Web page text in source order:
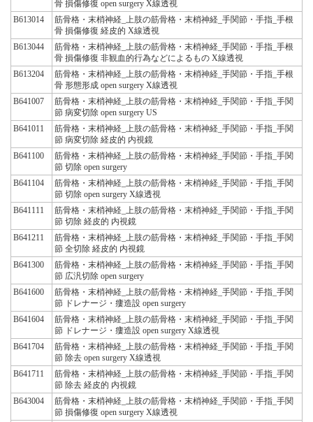
骨 損傷修復 open surgery X線透視
B613014
筋骨格・末梢神経_上肢の筋骨格・末梢神経_手関節・手指_手根
骨 損傷修復 経皮的 X線透視
B613044
筋骨格・末梢神経_上肢の筋骨格・末梢神経_手関節・手指_手根
骨 損傷修復 非観血的行為などによるもの X線透視
B613204
筋骨格・末梢神経_上肢の筋骨格・末梢神経_手関節・手指_手根
骨 形態形成 open surgery X線透視
B641007
筋骨格・末梢神経_上肢の筋骨格・末梢神経_手関節・手指_手関
節 病変切除 open surgery US
B641011
筋骨格・末梢神経_上肢の筋骨格・末梢神経_手関節・手指_手関
節 病変切除 経皮的 内視鏡
B641100
筋骨格・末梢神経_上肢の筋骨格・末梢神経_手関節・手指_手関
節 切除 open surgery
B641104
筋骨格・末梢神経_上肢の筋骨格・末梢神経_手関節・手指_手関
節 切除 open surgery X線透視
B641111
筋骨格・末梢神経_上肢の筋骨格・末梢神経_手関節・手指_手関
節 切除 経皮的 内視鏡
B641211
筋骨格・末梢神経_上肢の筋骨格・末梢神経_手関節・手指_手関
節 全切除 経皮的 内視鏡
B641300
筋骨格・末梢神経_上肢の筋骨格・末梢神経_手関節・手指_手関
節 広汎切除 open surgery
B641600
筋骨格・末梢神経_上肢の筋骨格・末梢神経_手関節・手指_手関
節 ドレナージ・瘻造設 open surgery
B641604
筋骨格・末梢神経_上肢の筋骨格・末梢神経_手関節・手指_手関
節 ドレナージ・瘻造設 open surgery X線透視
B641704
筋骨格・末梢神経_上肢の筋骨格・末梢神経_手関節・手指_手関
節 除去 open surgery X線透視
B641711
筋骨格・末梢神経_上肢の筋骨格・末梢神経_手関節・手指_手関
節 除去 経皮的 内視鏡
B643004
筋骨格・末梢神経_上肢の筋骨格・末梢神経_手関節・手指_手関
節 損傷修復 open surgery X線透視